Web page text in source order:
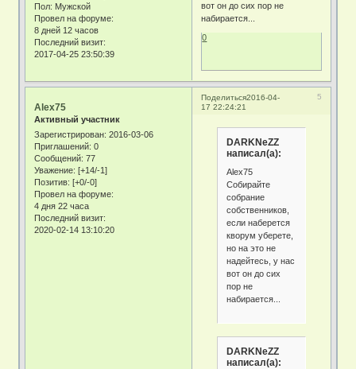
Пол: Мужской
Провел на форуме:
8 дней 12 часов
Последний визит:
2017-04-25 23:50:39
вот он до сих пор не
набирается...
0
Поделиться 5
2016-04-
17 22:24:21
Alex75
Активный участник
Зарегистрирован: 2016-03-06
Приглашений: 0
Сообщений: 77
Уважение: [+14/-1]
Позитив: [+0/-0]
Провел на форуме:
4 дня 22 часа
Последний визит:
2020-02-14 13:10:20
DARKNeZZ
написал(а):
Alex75
Собирайте
собрание
собственников,
если наберется
кворум уберете,
но на это не
надейтесь, у нас
вот он до сих
пор не
набирается...
DARKNeZZ
написал(а):